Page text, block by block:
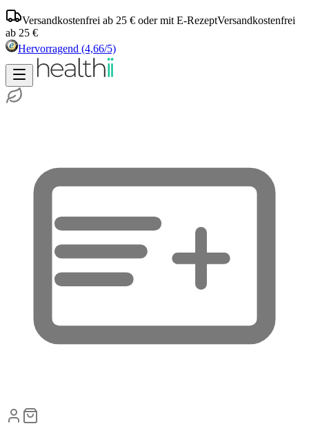
Versandkostenfrei ab 25 € oder mit E-RezeptVersandkostenfrei
ab 25 €
Hervorragend (4,66/5)